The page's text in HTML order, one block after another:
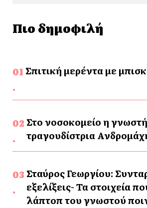
Πιο δημοφιλή
Σπιτική μερέντα με
Στο νοσοκομείο η γνωστή
τραγουδίστρια
Σταύρος Γεωργίου:
εξελίξεις- Τα στοιχεία
λάπτοπ του γνωστού